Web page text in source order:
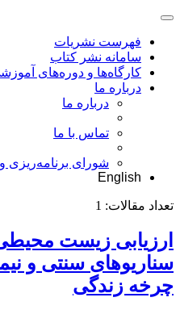
فهرست نشریات
سامانه نشر کتاب
کارگاه‌ها و دوره‌های
درباره ما
درباره ما
تماس با ما
شورای برنامه‌ریزی
English
تعداد مقالات: 1
ارزیابی زیست محیطی
سناریوهای سنتی و
چرخه زندگی